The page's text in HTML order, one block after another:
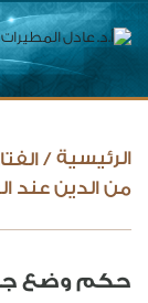
الرئيسية /
من الدين عند
حكم وضع